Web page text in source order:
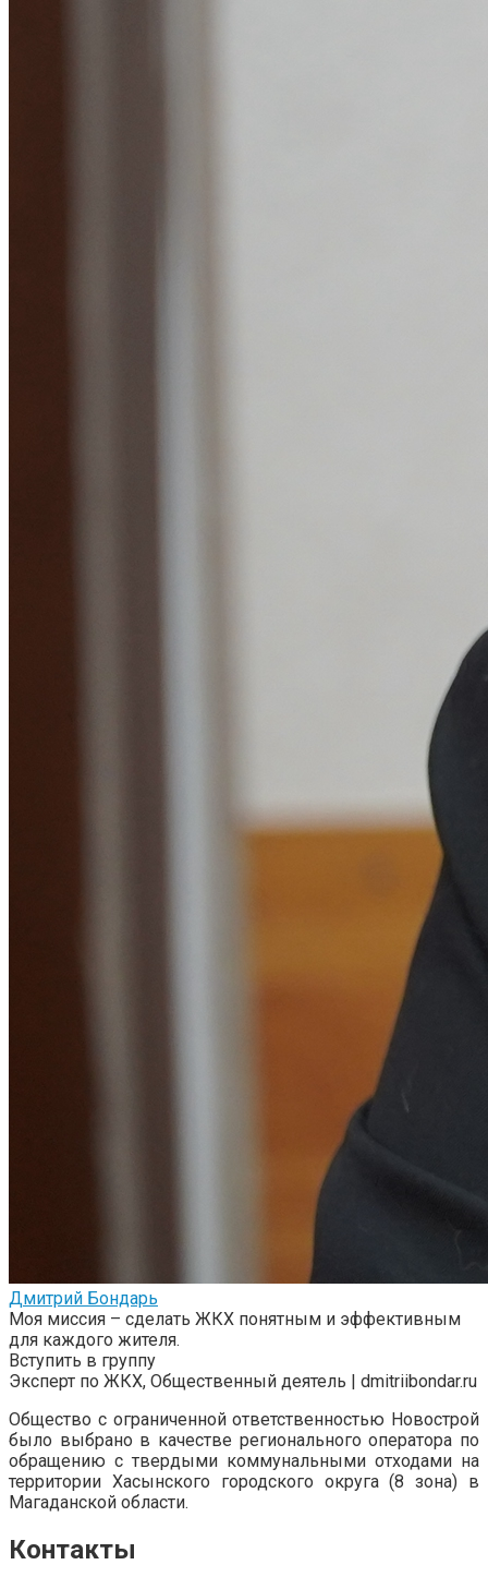
Дмитрий Бондарь
Моя миссия – сделать ЖКХ понятным и эффективным
для каждого жителя.
Вступить в группу
Эксперт по ЖКХ, Общественный деятель | dmitriibondar.ru
Общество с ограниченной ответственностью Новострой
было выбрано в качестве регионального оператора по
обращению с твердыми коммунальными отходами на
территории Хасынского городского округа (8 зона) в
Магаданской области.
Контакты